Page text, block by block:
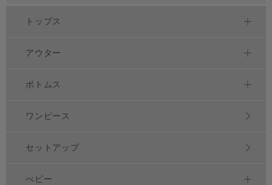
トップス
アウター
ボトムス
ワンピース
セットアップ
べビー